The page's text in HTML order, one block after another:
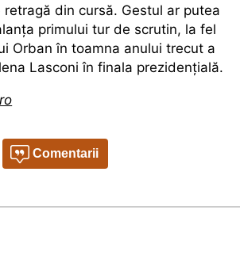
din cursă. Gestul ar putea
primului tur de scrutin, la fel
Orban în toamna anului trecut a
Lasconi în finala prezidențială.
Comentarii